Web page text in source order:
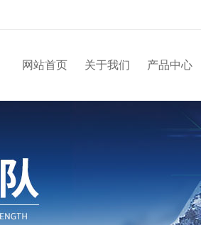
网站首页 关于我们 产品中心